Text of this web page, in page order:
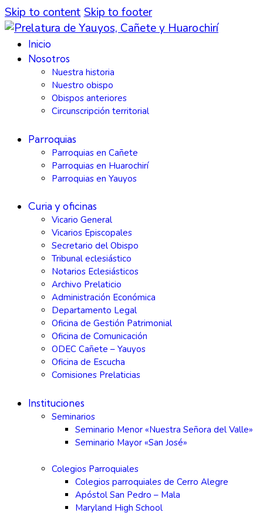
Skip to content Skip to footer
Inicio
Nosotros
Nuestra historia
Nuestro obispo
Obispos anteriores
Circunscripción territorial
Parroquias
Parroquias en Cañete
Parroquias en Huarochirí
Parroquias en Yauyos
Curia y oficinas
Vicario General
Vicarios Episcopales
Secretario del Obispo
Tribunal eclesiástico
Notarios Eclesiásticos
Archivo Prelaticio
Administración Económica
Departamento Legal
Oficina de Gestión Patrimonial
Oficina de Comunicación
ODEC Cañete – Yauyos
Oficina de Escucha
Comisiones Prelaticias
Instituciones
Seminarios
Seminario Menor «Nuestra Señora del Valle»
Seminario Mayor «San José»
Colegios Parroquiales
Colegios parroquiales de Cerro Alegre
Apóstol San Pedro – Mala
Maryland High School